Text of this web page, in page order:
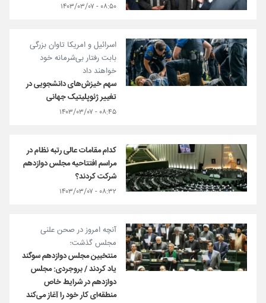
۰۸:۵۰ - ۱۴۰۳/۰۳/۰۷
اسرائیل و امریکا تاوان بزرگی
بابت رفتار بی‌شرمانه خود
خواهند داد
سهم خیزش‌های دانشجویی در
تغییر ژئوپلیتیک جهانی
۰۸:۴۵ - ۱۴۰۳/۰۳/۰۷
کدام مقامات عالی رتبه نظام در
مراسم افتتاحیه مجلس دوازدهم
شرکت کردند؟
۰۸:۳۲ - ۱۴۰۳/۰۳/۰۷
آنچه امروز در صحن علنی
مجلس گذشت؛
منتخبین مجلس دوازدهم سوگند
یاد کردند / بروجردی: مجلس
دوازدهم در شرایط خاص
منطقه‌ای کار خود را آغاز می‌کند